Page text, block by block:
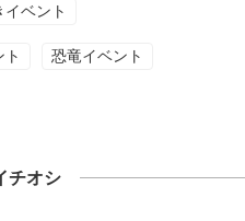
イベント
ト 恐竜イベント
チオシ